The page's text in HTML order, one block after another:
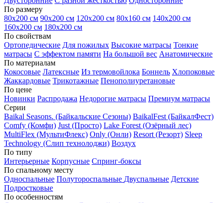
По размеру
80х200 см 90х200 см 120х200 см 80х160 см 140х200 см
160х200 см 180х200 см
По свойствам
Ортопедические Для пожилых Высокие матрасы Тонкие
матрасы С эффектом памяти На большой вес Анатомические
По материалам
Кокосовые Латексные Из термовойлока Боннель Хлопоковые
Жаккардовые Трикотажные Пенополиуретановые
По цене
Новинки Распродажа Недорогие матрасы Премиум матрасы
Серии
Baikal Seasons. (Байкальские Сезоны) BaikalFest (БайкалФест)
Comfy (Комфи) Just (Просто) Lake Forest (Озёрный лес)
MultiFlex (МультиФлекс) Only (Онли) Resort (Резорт) Sleep
Technology (Слип технолоджи) Воздух
По типу
Интерьерные Корпусные Спринг-боксы
По спальному месту
Односпальные Полутороспальные Двуспальные Детские
Подростковые
По особенностям